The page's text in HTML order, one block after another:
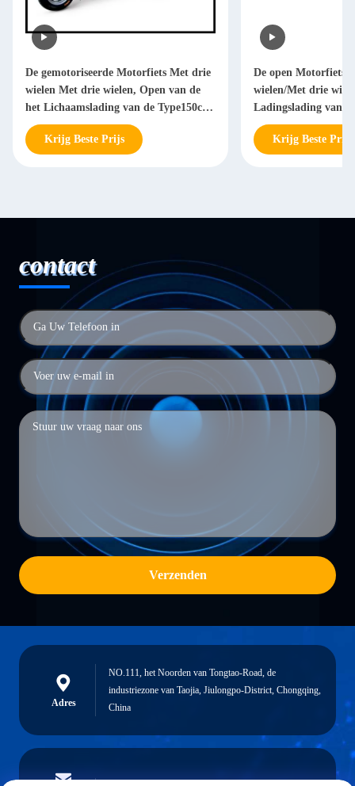
De gemotoriseerde Motorfiets Met drie
wielen Met drie wielen, Open van de
het Lichaamslading van de Type150cc
Lading
Krijg Beste Prijs
De open Motorfiets
wielen/Met drie
Ladingslading van
Lading 150CC
Krijg Beste Prijs
contact
Verzenden
Adres
NO.111, het Noorden van Tongtao-Road, de
industriezone van Taojia, Jiulongpo-District, Chongqing,
China